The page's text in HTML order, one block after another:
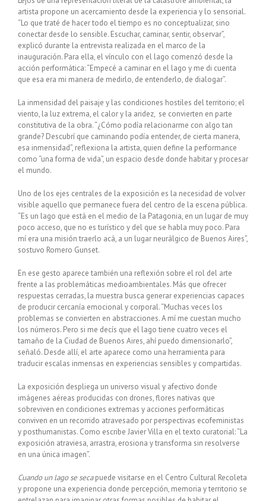
artista propone un acercamiento desde la experiencia y lo sensorial.
“Lo que traté de hacer todo el tiempo es no conceptualizar, sino
conectar desde lo sensible. Escuchar, caminar, sentir, observar”,
explicó durante la entrevista realizada en el marco de la
inauguración. Para ella, el vínculo con el lago comenzó desde la
acción performática: “Empecé a caminar en el lago y me di cuenta
que esa era mi manera de medirlo, de entenderlo, de dialogar”.
La inmensidad del paisaje y las condiciones hostiles del territorio; el
viento, la luz extrema, el calor y la aridez, se convierten en parte
constitutiva de la obra. “¿Cómo podía relacionarme con algo tan
grande? Descubrí que caminando podía entender, de cierta manera,
esa inmensidad”, reflexiona la artista, quien define la performance
como “una forma de vida”, un espacio desde donde habitar y procesar
el mundo.
Uno de los ejes centrales de la exposición es la necesidad de volver
visible aquello que permanece fuera del centro de la escena pública.
“Es un lago que está en el medio de la Patagonia, en un lugar de muy
poco acceso, que no es turístico y del que se habla muy poco. Para
mí era una misión traerlo acá, a un lugar neurálgico de Buenos Aires”,
sostuvo Romero Gunset.
En ese gesto aparece también una reflexión sobre el rol del arte
frente a las problemáticas medioambientales. Más que ofrecer
respuestas cerradas, la muestra busca generar experiencias capaces
de producir cercanía emocional y corporal. “Muchas veces los
problemas se convierten en abstracciones. A mí me cuestan mucho
los números. Pero si me decís que el lago tiene cuatro veces el
tamaño de la Ciudad de Buenos Aires, ahí puedo dimensionarlo”,
señaló. Desde allí, el arte aparece como una herramienta para
traducir escalas inmensas en experiencias sensibles y compartidas.
La exposición despliega un universo visual y afectivo donde
imágenes aéreas producidas con drones, flores nativas que
sobreviven en condiciones extremas y acciones performáticas
conviven en un recorrido atravesado por perspectivas ecofeministas
y posthumanistas. Como escribe Javier Villa en el texto curatorial: “La
exposición atraviesa, arrastra, erosiona y transforma sin resolverse
en una única imagen”.
Cuando un lago se secapuede visitarse en el Centro Cultural Recoleta
y propone una experiencia donde percepción, memoria y territorio se